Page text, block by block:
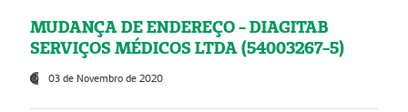
MUDANÇA DE ENDEREÇO - DIAGITAB
SERVIÇOS MÉDICOS LTDA (54003267-5)
03 de Novembro de 2020